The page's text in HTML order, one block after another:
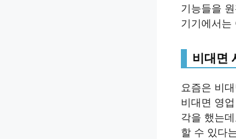
기능들을
기기에서는
비대면
요즘은 비
비대면 영
각을 했는
할 수 있다